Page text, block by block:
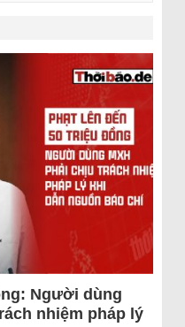
Người dùng
nhiệm pháp lý